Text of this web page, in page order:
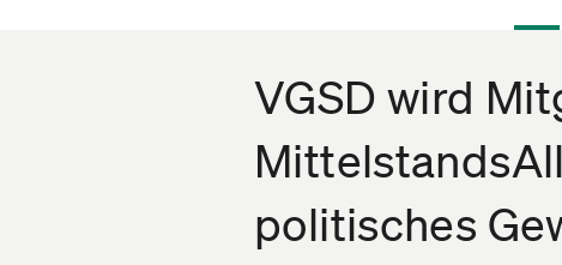
VGSD wird
politisches